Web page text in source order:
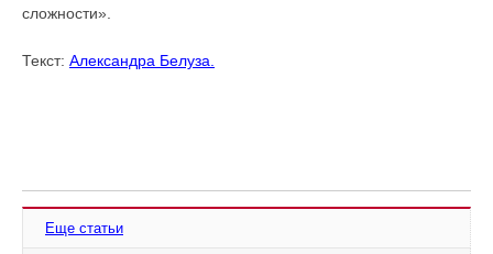
сложности».
Текст: Александра Белуза.
Еще статьи